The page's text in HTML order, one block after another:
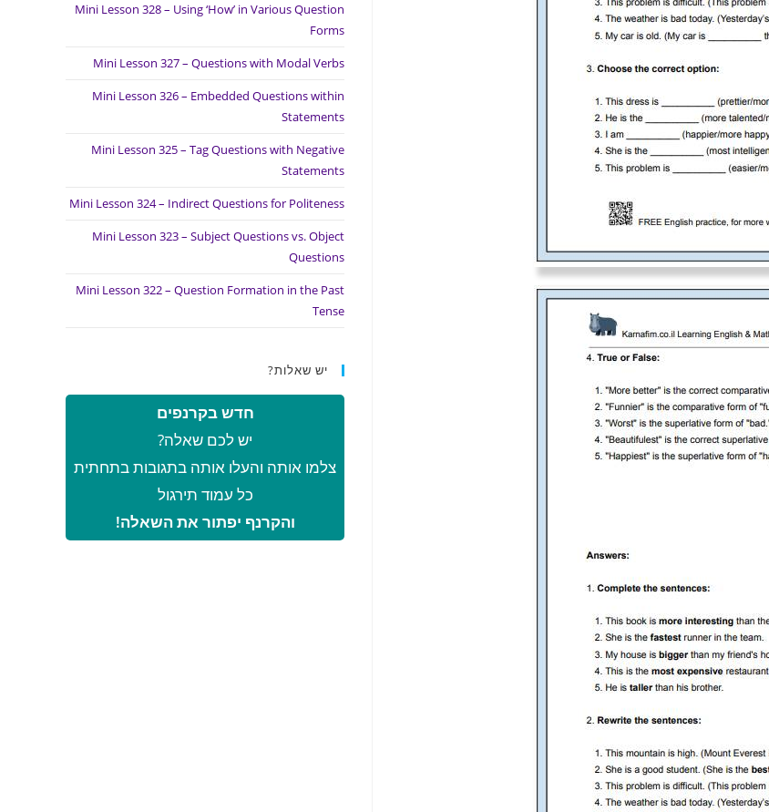
Mini Lesson 328 – Using ‘How’ in Various Question
Forms
Mini Lesson 327 – Questions with Modal Verbs
Mini Lesson 326 – Embedded Questions within
Statements
Mini Lesson 325 – Tag Questions with Negative
Statements
Mini Lesson 324 – Indirect Questions for Politeness
Mini Lesson 323 – Subject Questions vs. Object
Questions
Mini Lesson 322 – Question Formation in the Past
Tense
יש שאלות?
חדש בקרנפים
יש לכם שאלה?
צלמו אותה והעלו אותה בתגובות בתחתית
כל עמוד תירגול
והקרנף יפתור את השאלה!